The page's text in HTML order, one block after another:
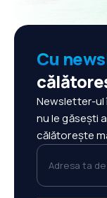
Cu
Newsletter-ul
nu le găsești
călătorește
Adresa ta de